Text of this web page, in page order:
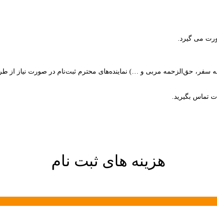
می گیرد.
تماس بگیرید.
هزینه های ثبت نام